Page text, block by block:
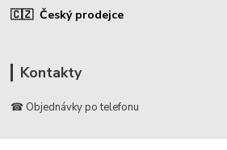
🇨🇿 Český prodejce
Kontakty
☎ Objednávky po telefonu